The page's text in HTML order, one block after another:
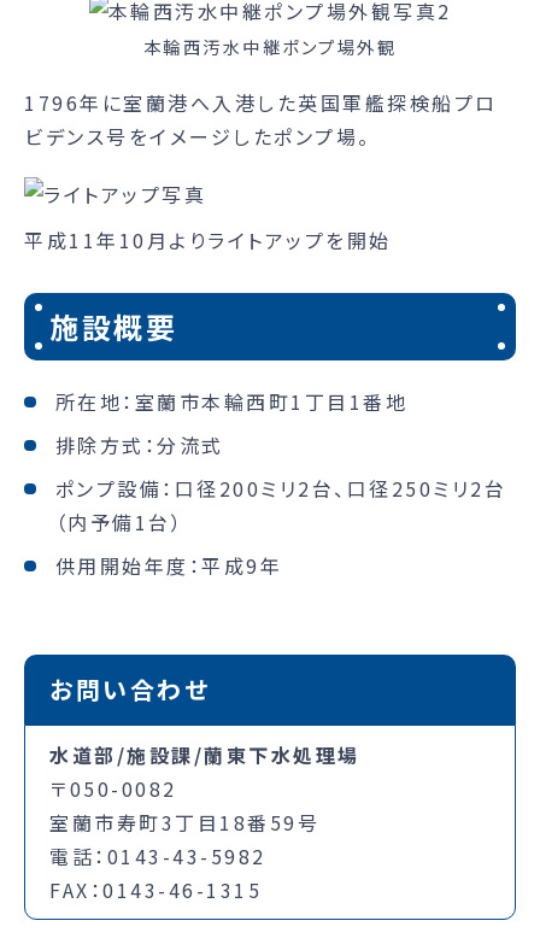
本輪西汚水中継ポンプ場外観
1796年に室蘭港へ入港した英国軍艦探検船プロ
ビデンス号をイメージしたポンプ場。
平成11年10月よりライトアップを開始
施設概要
所在地：室蘭市本輪西町1丁目1番地
排除方式：分流式
ポンプ設備：口径200ミリ2台、口径250ミリ2台
（内予備1台）
供用開始年度：平成9年
お問い合わせ
水道部/施設課/蘭東下水処理場
〒050-0082
室蘭市寿町3丁目18番59号
電話：0143-43-5982
FAX：0143-46-1315